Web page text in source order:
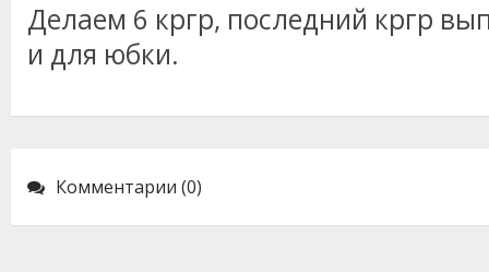
Делаем 6 кргр, последний кргр
и для юбки.
Комментарии (0)